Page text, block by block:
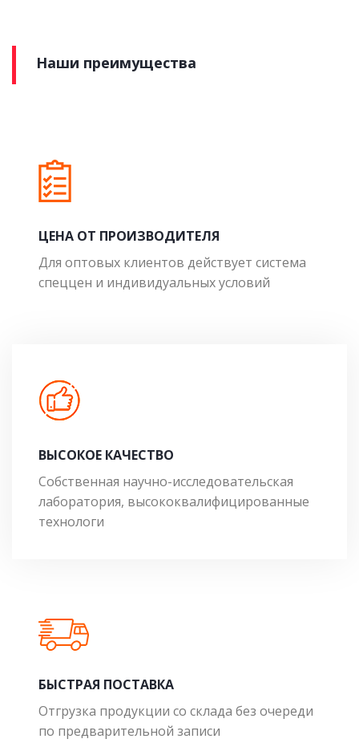
Наши преимущества
ЦЕНА ОТ ПРОИЗВОДИТЕЛЯ
Для оптовых клиентов действует система
спеццен и индивидуальных условий
ВЫСОКОЕ КАЧЕСТВО
Собственная научно-исследовательская
лаборатория, высококвалифицированные
технологи
БЫСТРАЯ ПОСТАВКА
Отгрузка продукции со склада без очереди
по предварительной записи